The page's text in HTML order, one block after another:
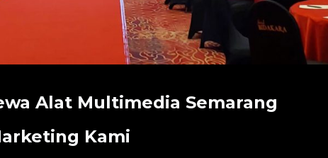
Alat Multimedia Semarang
Kami